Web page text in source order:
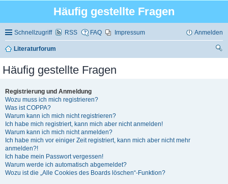
Häufig gestellte Fragen
Schnellzugriff RSS FAQ Impressum Anmelden
Literaturforum
Häufig gestellte Fragen
Registrierung und Anmeldung
Wozu muss ich mich registrieren?
Was ist COPPA?
Warum kann ich mich nicht registrieren?
Ich habe mich registriert, kann mich aber nicht anmelden!
Warum kann ich mich nicht anmelden?
Ich habe mich vor einiger Zeit registriert, kann mich aber nicht mehr
anmelden?!
Ich habe mein Passwort vergessen!
Warum werde ich automatisch abgemeldet?
Wozu ist die „Alle Cookies des Boards löschen“-Funktion?